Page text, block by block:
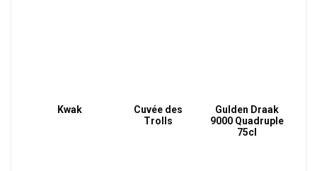
Kwak
Cuvée des
Trolls
Gulden Draak
9000 Quadruple
75cl